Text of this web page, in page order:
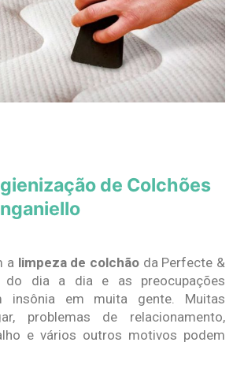
de Colchões
a limpeza de colchão da Perfecte &
do dia a dia e as preocupações
insônia em muita gente. Muitas
problemas de relacionamento,
e vários outros motivos podem